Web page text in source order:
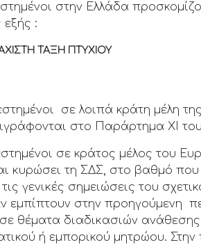
στην Ελλάδα
εξής :
ΤΑΞΗ ΠΤΥΧΙΟΥ
σε λοιπά κράτη μέλη
στο Παράρτημα XI
σε κράτος μέλος του
κυρώσει τη ΣΔΣ, στο βαθμό
γενικές σημειώσεις του
εμπίπτουν στην προηγούμενη
θέματα διαδικασιών
ή εμπορικού μητρώου.